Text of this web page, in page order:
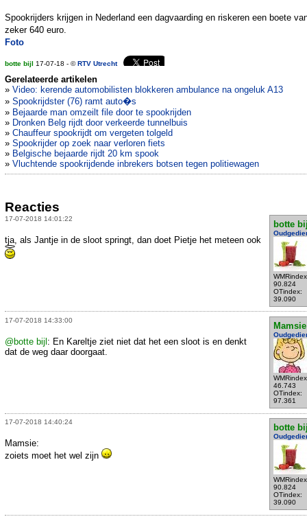
Spookrijders krijgen in Nederland een dagvaarding en riskeren een boete
zeker 640 euro.
Foto
botte bijl 17-07-18 - ©RTV Utrecht
Gerelateerde artikelen
» Video: kerende automobilisten blokkeren ambulance na ongeluk A13
» Spookrijdster (76) ramt auto�s
» Bejaarde man omzeilt file door te spookrijden
» Dronken Belg rijdt door verkeerde tunnelbuis
» Chauffeur spookrijdt om vergeten tolgeld
» Spookrijder op zoek naar verloren fiets
» Belgische bejaarde rijdt 20 km spook
» Vluchtende spookrijdende inbrekers botsen tegen politiewagen
Reacties
17-07-2018 14:01:22
botte
90.824
OTindex:
39.090
tja, als Jantje in de sloot springt, dan doet Pietje het meteen ook
17-07-2018 14:33:00
Mamsie
46.743
OTindex:
97.361
@botte bijl : En Kareltje ziet niet dat het een sloot is en denkt
dat de weg daar doorgaat.
17-07-2018 14:40:24
botte
90.824
OTindex:
39.090
Mamsie:
zoiets moet het wel zijn